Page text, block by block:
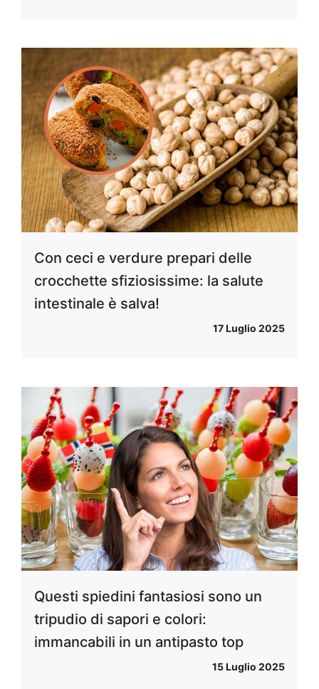
Con ceci e verdure prepari delle
crocchette sfiziosissime: la salute
intestinale è salva!
17 Luglio 2025
Questi spiedini fantasiosi sono un
tripudio di sapori e colori:
immancabili in un antipasto top
15 Luglio 2025